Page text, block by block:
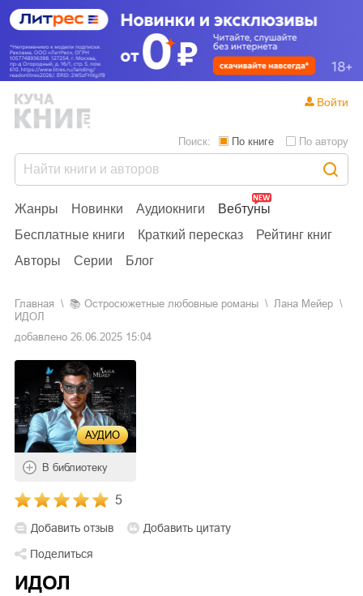
Жанры Новинки Аудиокниги
Вебтуны
Бесплатные книги
Краткий пересказ
Рейтинг книг
Авторы
Серии Блог
Поиск: По книге По автору
Войти
Главная 📚 остросюжетные любовные романы
Лана Мейер
ИДОЛ
добавлено 26.06.2025 15:04
АУДИО
В библиотеку
5
Добавить отзыв
Добавить цитату
Поделиться
ИДОЛ